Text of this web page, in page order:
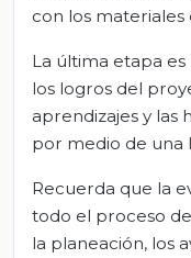
con los materiales
La última etapa
los logros del
aprendizajes y las
por medio de una
Recuerda que la
todo el proceso
la planeación, los